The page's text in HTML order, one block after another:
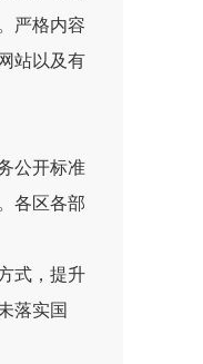
严格内容
站以及有
公开标准
各区各部
式，提升
落实国